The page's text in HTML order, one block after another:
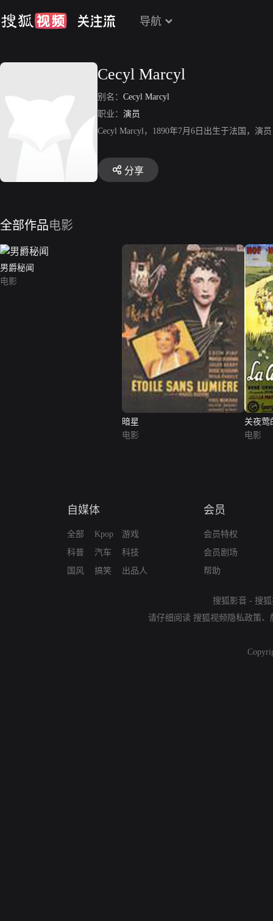
导航
Cecyl Marcyl
别名： Cecyl Marcyl
职业： 演员
Cecyl Marcyl，1890年7月6日出生于法国，演员
分享
全部作品电影
男爵秘闻
电影
暗星
电影
关夜莺
电影
自媒体
全部
科普
国风
Kpop
汽车
搞笑
游戏
科技
出品人
会员
会员特权
会员剧场
帮助
搜狐影音 - 搜
请仔细阅读 搜狐视频隐私政策、